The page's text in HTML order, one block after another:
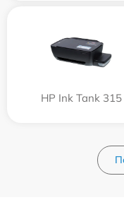
HP Ink Tank 315